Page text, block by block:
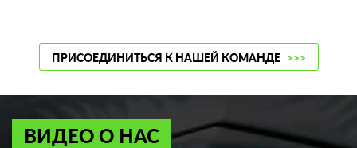
ПРИСОЕДИНИТЬСЯ К НАШЕЙ КОМАНДЕ >>>
ВИДЕО О НАС